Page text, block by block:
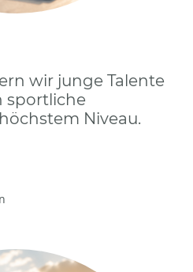
wir junge Talente
sportliche
Niveau.